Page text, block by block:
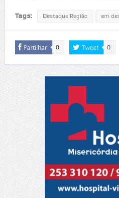
Tags: Destaque Região em
Partilhar 0 Tweet 0